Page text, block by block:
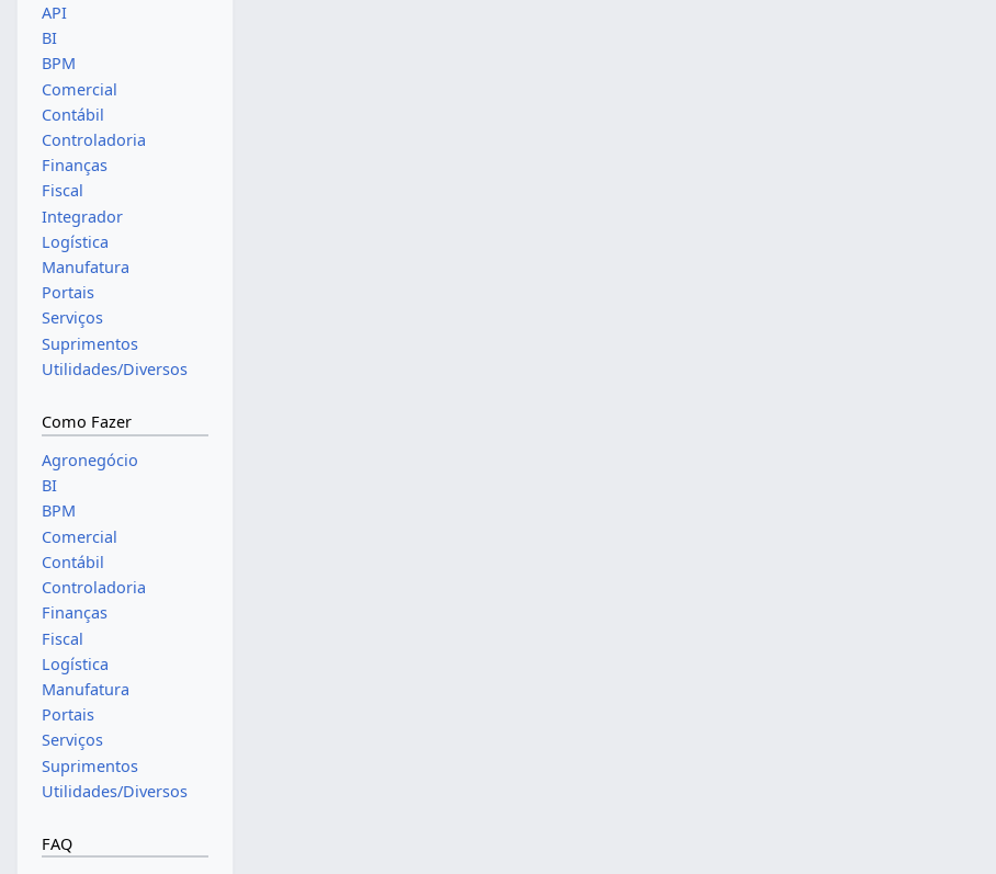
API
BI
BPM
Comercial
Contábil
Controladoria
Finanças
Fiscal
Integrador
Logística
Manufatura
Portais
Serviços
Suprimentos
Utilidades/Diversos
Como Fazer
Agronegócio
BI
BPM
Comercial
Contábil
Controladoria
Finanças
Fiscal
Logística
Manufatura
Portais
Serviços
Suprimentos
Utilidades/Diversos
FAQ